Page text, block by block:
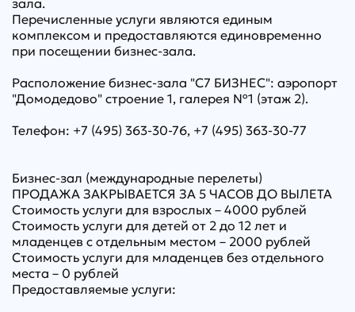
зала.
Перечисленные услуги являются единым
комплексом и предоставляются единовременно
при посещении бизнес-зала.
Расположение бизнес-зала "С7 БИЗНЕС": аэропорт
"Домодедово" строение 1, галерея №1 (этаж 2).
Телефон: +7 (495) 363-30-76, +7 (495) 363-30-77
Бизнес-зал (международные перелеты)
ПРОДАЖА ЗАКРЫВАЕТСЯ ЗА 5 ЧАСОВ ДО ВЫЛЕТА
Стоимость услуги для взрослых – 4000 рублей
Стоимость услуги для детей от 2 до 12 лет и
младенцев с отдельным местом – 2000 рублей
Стоимость услуги для младенцев без отдельного
места – 0 рублей
Предоставляемые услуги: